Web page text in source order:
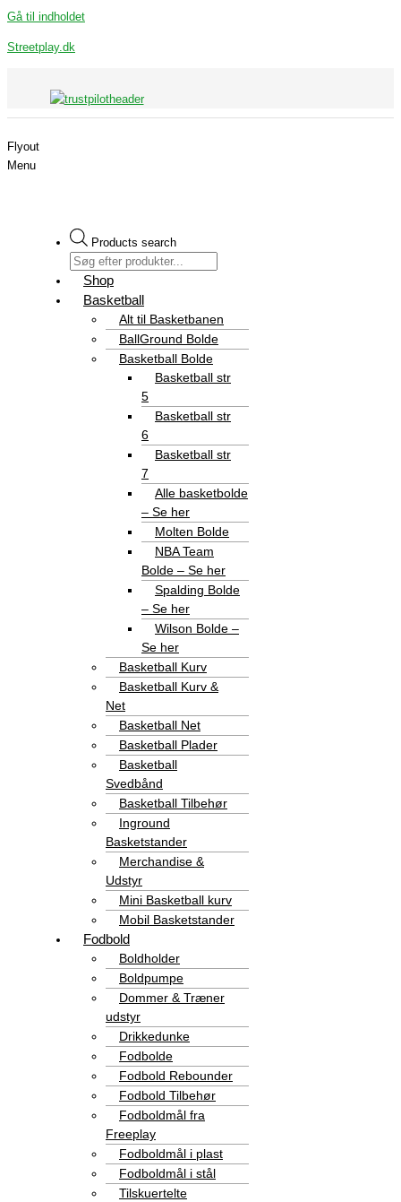
Gå til indholdet
Streetplay.dk
Flyout
Menu
Products search
Shop
Basketball
Alt til Basketbanen
BallGround Bolde
Basketball Bolde
Basketball str
5
Basketball str
6
Basketball str
7
Alle basketbolde
– Se her
Molten Bolde
NBA Team
Bolde – Se her
Spalding Bolde
– Se her
Wilson Bolde –
Se her
Basketball Kurv
Basketball Kurv &
Net
Basketball Net
Basketball Plader
Basketball
Svedbånd
Basketball Tilbehør
Inground
Basketstander
Merchandise &
Udstyr
Mini Basketball kurv
Mobil Basketstander
Fodbold
Boldholder
Boldpumpe
Dommer & Træner
udstyr
Drikkedunke
Fodbolde
Fodbold Rebounder
Fodbold Tilbehør
Fodboldmål fra
Freeplay
Fodboldmål i plast
Fodboldmål i stål
Tilskuertelte